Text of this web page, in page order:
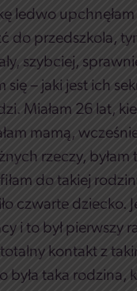
ledwo
do przedszkola,
szybciej,
się – jaki jest ich
Miałam 26 lat,
mamą,
rzeczy, byłam
do takiej
czwarte dziecko.
i to był pierwszy
kontakt z
była taka rodzina,